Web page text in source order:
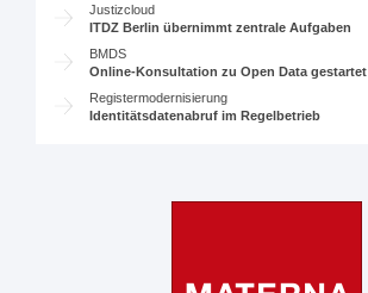
Justizcloud
ITDZ Berlin übernimmt zentrale Aufgaben
BMDS
Online-Konsultation zu Open Data gestartet
Registermodernisierung
Identitätsdatenabruf im Regelbetrieb